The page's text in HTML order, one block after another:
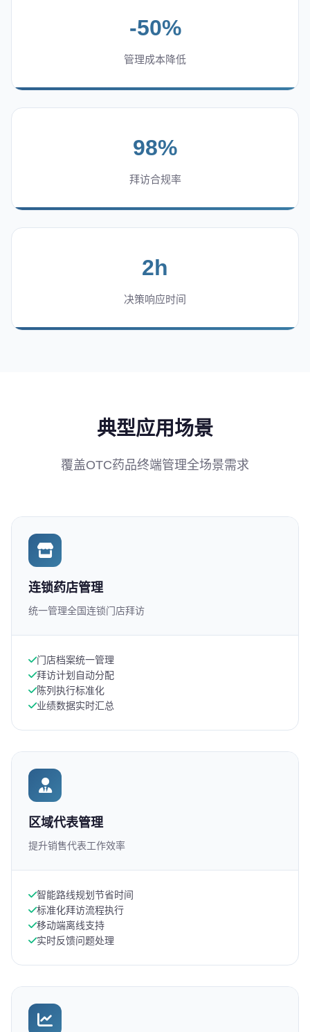
-50%
管理成本降低
98%
拜访合规率
2h
决策响应时间
典型应用场景
覆盖OTC药品终端管理全场景需求
连锁药店管理
统一管理全国连锁门店拜访
门店档案统一管理
拜访计划自动分配
陈列执行标准化
业绩数据实时汇总
区域代表管理
提升销售代表工作效率
智能路线规划节省时间
标准化拜访流程执行
移动端离线支持
实时反馈问题处理